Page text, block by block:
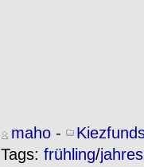
maho-
Tags: frühling/